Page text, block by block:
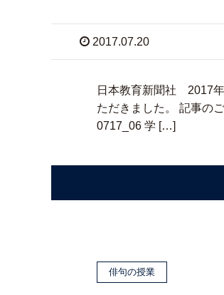
2017.07.20
日本教育新聞社 2017
ただきました。 記事の
0717_06 学 […]
俳句の授業